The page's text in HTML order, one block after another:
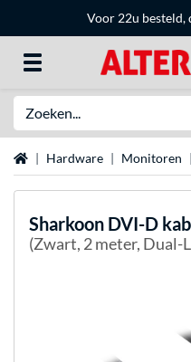
Voor 22u besteld,
Home Hardware Monitoren
Sharkoon DVI-D
(Zwart, 2 meter, Dual-